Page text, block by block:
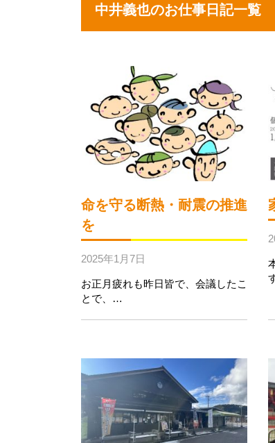
中井義也のお仕事日記一覧
命を守る断熱・耐震の推進
を
2025年1月7日
お正月疲れも昨日皆で、会議したこ
とで、…